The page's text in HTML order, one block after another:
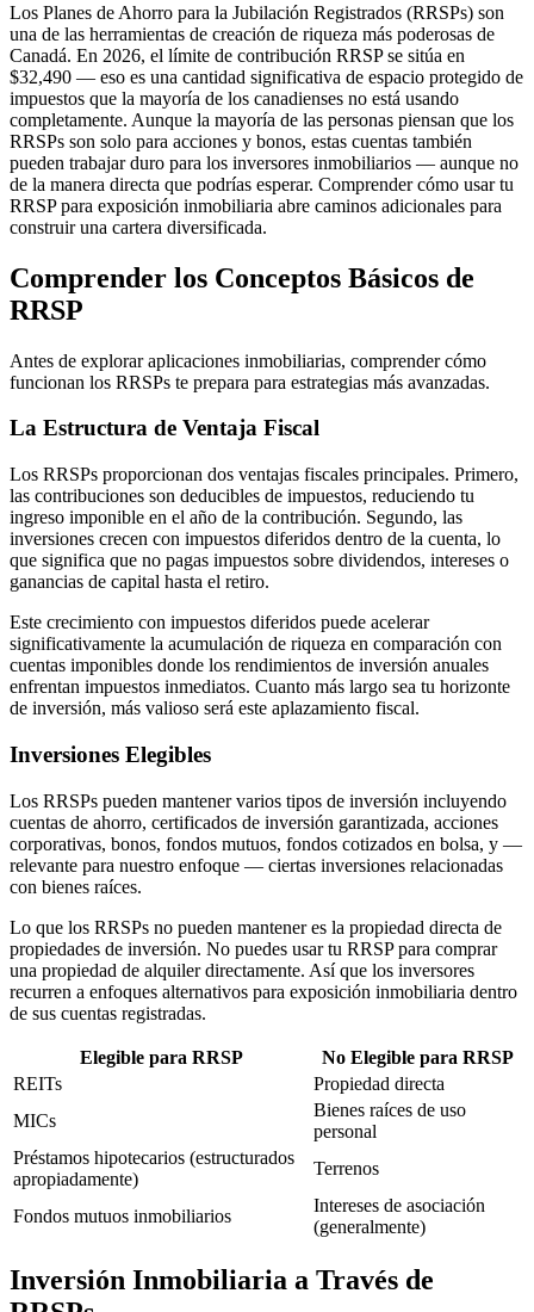
Los Planes de Ahorro para la Jubilación Registrados (RRSPs) son
una de las herramientas de creación de riqueza más poderosas de
Canadá. En 2026, el límite de contribución RRSP se sitúa en
$32,490 — eso es una cantidad significativa de espacio protegido de
impuestos que la mayoría de los canadienses no está usando
completamente. Aunque la mayoría de las personas piensan que los
RRSPs son solo para acciones y bonos, estas cuentas también
pueden trabajar duro para los inversores inmobiliarios — aunque no
de la manera directa que podrías esperar. Comprender cómo usar tu
RRSP para exposición inmobiliaria abre caminos adicionales para
construir una cartera diversificada.
Comprender los Conceptos Básicos de
RRSP
Antes de explorar aplicaciones inmobiliarias, comprender cómo
funcionan los RRSPs te prepara para estrategias más avanzadas.
La Estructura de Ventaja Fiscal
Los RRSPs proporcionan dos ventajas fiscales principales. Primero,
las contribuciones son deducibles de impuestos, reduciendo tu
ingreso imponible en el año de la contribución. Segundo, las
inversiones crecen con impuestos diferidos dentro de la cuenta, lo
que significa que no pagas impuestos sobre dividendos, intereses o
ganancias de capital hasta el retiro.
Este crecimiento con impuestos diferidos puede acelerar
significativamente la acumulación de riqueza en comparación con
cuentas imponibles donde los rendimientos de inversión anuales
enfrentan impuestos inmediatos. Cuanto más largo sea tu horizonte
de inversión, más valioso será este aplazamiento fiscal.
Inversiones Elegibles
Los RRSPs pueden mantener varios tipos de inversión incluyendo
cuentas de ahorro, certificados de inversión garantizada, acciones
corporativas, bonos, fondos mutuos, fondos cotizados en bolsa, y —
relevante para nuestro enfoque — ciertas inversiones relacionadas
con bienes raíces.
Lo que los RRSPs no pueden mantener es la propiedad directa de
propiedades de inversión. No puedes usar tu RRSP para comprar
una propiedad de alquiler directamente. Así que los inversores
recurren a enfoques alternativos para exposición inmobiliaria dentro
de sus cuentas registradas.
Elegible para RRSP
No Elegible para RRSP
REITs
Propiedad directa
MICs
Bienes raíces de uso
personal
Préstamos hipotecarios (estructurados
apropiadamente)
Terrenos
Fondos mutuos inmobiliarios
Intereses de asociación
(generalmente)
Inversión Inmobiliaria a Través de